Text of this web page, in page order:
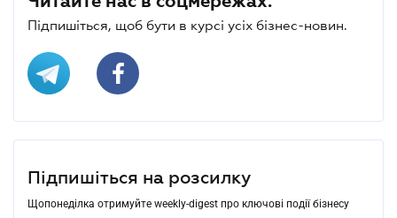
Підпишіться, щоб бути в курсі усіх бізнес-новин.
Підпишіться на розсилку
Щопонеділка отримуйте weekly-digest про ключові події бізнесу